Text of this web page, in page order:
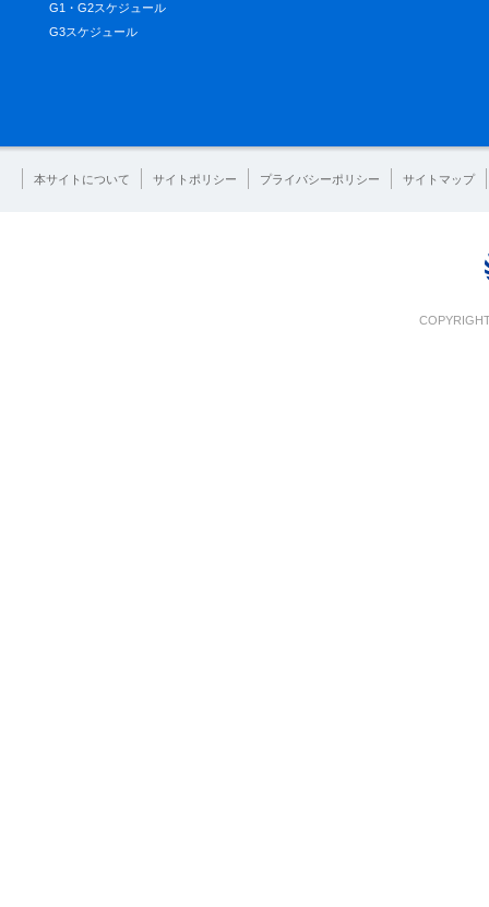
G1・G2スケジュール
G3スケジュール
本サイトについて サイトポリシー プライバシーポリシー サイトマップ